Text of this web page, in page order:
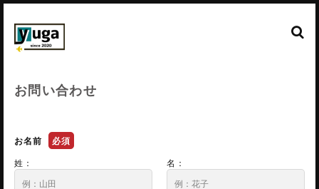
お問い合わせ
お名前 必須
姓： 名：